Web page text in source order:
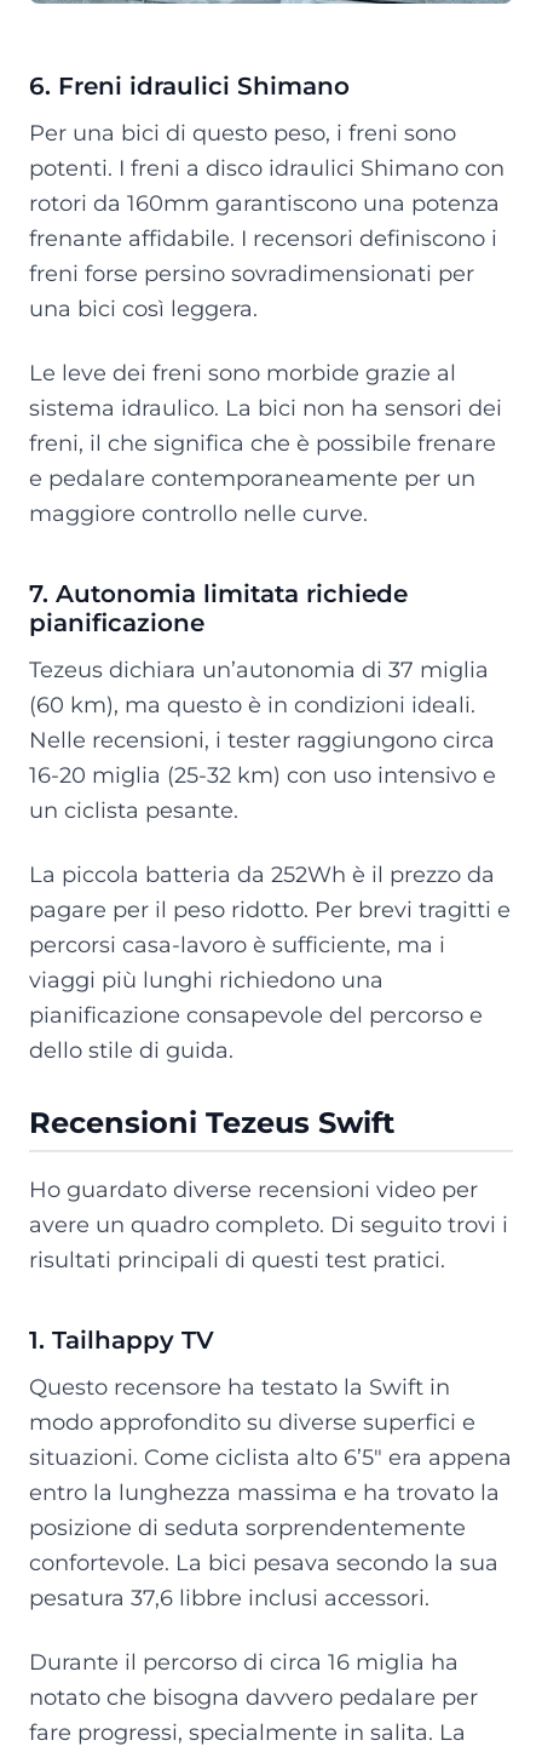
6. Freni idraulici Shimano
Per una bici di questo peso, i freni sono
potenti. I freni a disco idraulici Shimano con
rotori da 160mm garantiscono una potenza
frenante affidabile. I recensori definiscono i
freni forse persino sovradimensionati per
una bici così leggera.
Le leve dei freni sono morbide grazie al
sistema idraulico. La bici non ha sensori dei
freni, il che significa che è possibile frenare
e pedalare contemporaneamente per un
maggiore controllo nelle curve.
7. Autonomia limitata richiede
pianificazione
Tezeus dichiara un’autonomia di 37 miglia
(60 km), ma questo è in condizioni ideali.
Nelle recensioni, i tester raggiungono circa
16-20 miglia (25-32 km) con uso intensivo e
un ciclista pesante.
La piccola batteria da 252Wh è il prezzo da
pagare per il peso ridotto. Per brevi tragitti e
percorsi casa-lavoro è sufficiente, ma i
viaggi più lunghi richiedono una
pianificazione consapevole del percorso e
dello stile di guida.
Recensioni Tezeus Swift
Ho guardato diverse recensioni video per
avere un quadro completo. Di seguito trovi i
risultati principali di questi test pratici.
1. Tailhappy TV
Questo recensore ha testato la Swift in
modo approfondito su diverse superfici e
situazioni. Come ciclista alto 6’5″ era appena
entro la lunghezza massima e ha trovato la
posizione di seduta sorprendentemente
confortevole. La bici pesava secondo la sua
pesatura 37,6 libbre inclusi accessori.
Durante il percorso di circa 16 miglia ha
notato che bisogna davvero pedalare per
fare progressi, specialmente in salita. La